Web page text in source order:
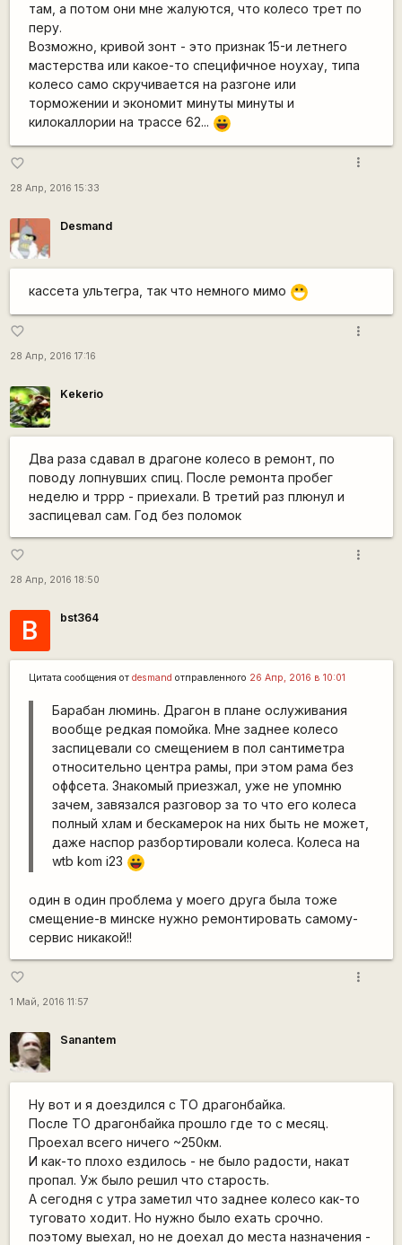
там, а потом они мне жалуются, что колесо трет по
перу.
Возможно, кривой зонт - это признак 15-и летнего
мастерства или какое-то специфичное ноухау, типа
колесо само скручивается на разгоне или
торможении и экономит минуты минуты и
килокаллории на трассе 62... |-))
favorite_border
28 Апр, 2016 15:33
more_vert
Desmand
кассета ультегра, так что немного мимо :D
favorite_border
28 Апр, 2016 17:16
more_vert
Kekerio
Два раза сдавал в драгоне колесо в ремонт, по
поводу лопнувших спиц. После ремонта пробег
неделю и тррр - приехали. В третий раз плюнул и
заспицевал сам. Год без поломок
favorite_border
28 Апр, 2016 18:50
more_vert
B bst364
Цитата сообщения от desmand отправленного 26 Апр, 2016 в 10:01
Барабан люминь. Драгон в плане ослуживания
вообще редкая помойка. Мне заднее колесо
заспицевали со смещением в пол сантиметра
относительно центра рамы, при этом рама без
оффсета. Знакомый приезжал, уже не упомню
зачем, завязался разговор за то что его колеса
полный хлам и бескамерок на них быть не может,
даже наспор разбортировали колеса. Колеса на
wtb kom i23 |-))
один в один проблема у моего друга была тоже
смещение-в минске нужно ремонтировать самому-
сервис никакой!!
favorite_border
1 Май, 2016 11:57
more_vert
Sanantem
Ну вот и я доездился с ТО драгонбайка.
После ТО драгонбайка прошло где то с месяц.
Проехал всего ничего ~250км.
И как-то плохо ездилось - не было радости, накат
пропал. Уж было решил что старость.
А сегодня с утра заметил что заднее колесо как-то
туговато ходит. Но нужно было ехать срочно.
поэтому выехал, но не доехал до места назначения -